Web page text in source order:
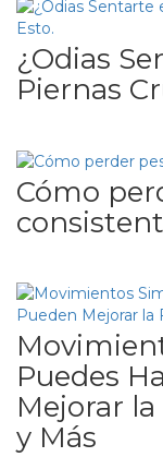
¿Odias
Piernas
Cómo
Puedes
Mejorar
y Más